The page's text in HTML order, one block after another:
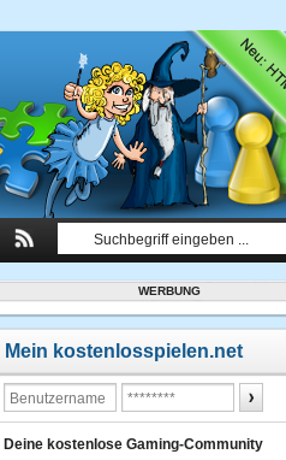
WERBUNG
Mein kostenlosspielen.net
Deine kostenlose Gaming-Community